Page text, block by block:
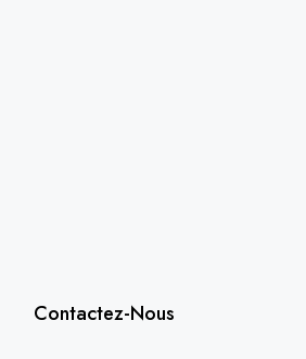
Contactez-Nous